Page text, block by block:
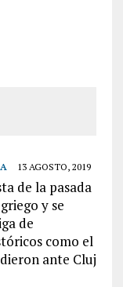
13 AGOSTO, 2019
de la pasada
y se
de
como el
ante Cluj